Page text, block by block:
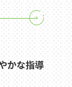
かな指導